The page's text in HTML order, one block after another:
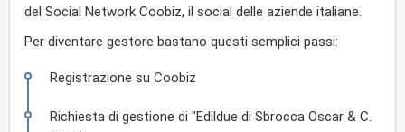
del Social Network Coobiz, il social delle aziende italiane.
Per diventare gestore bastano questi semplici passi:
Registrazione su Coobiz
Richiesta di gestione di "Edildue di Sbrocca Oscar & C.